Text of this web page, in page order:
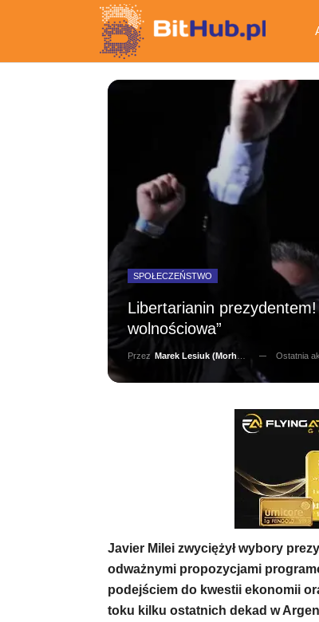
SPOŁECZEŃSTWO
Libertarianin
wolnościowa”
Przez Marek Lesiuk (Morhainn) Ostatnia
Javier Milei zwyciężył wybory
odważnymi propozycjami
podejściem do kwestii ekonomii
toku kilku ostatnich dekad w